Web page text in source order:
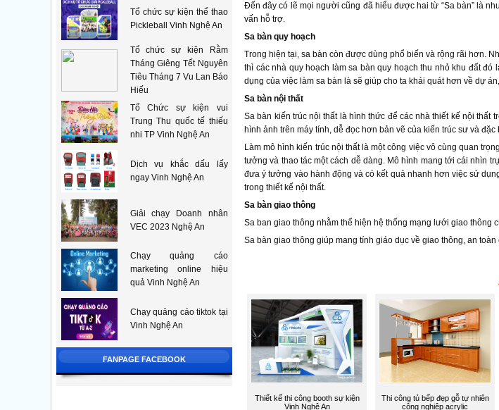
Tổ chức sự kiện thể thao
Pickleball Vinh Nghệ An
Tổ chức sự kiện Rằm
Tháng Giêng Tết Nguyên
Tiêu Tháng 7 Vu Lan Báo
Hiếu
Tổ Chức sự kiện vui
Trung Thu quốc tế thiếu
nhi TP Vinh Nghệ An
Dịch vụ khắc dấu lấy
ngay Vinh Nghệ An
Giải chạy Doanh nhân
VEC 2023 Nghệ An
Chạy quảng cáo
marketing online hiệu
quả Vinh Nghệ An
Chạy quảng cáo tiktok tại
Vinh Nghệ An
FANPAGE FACEBOOK
Đến đây có lẽ mọi người cũng đã hiểu được hai từ “Sa bàn” là
vấn hỗ trợ.
Sa bàn quy hoạch
Trong hiện tại, sa bàn còn được dùng phổ biến và rộng rãi hơn.
thì các nhà quy hoạch làm sa bàn quy hoạch thu nhỏ khu đất
dụng của việc làm sa bàn là sẽ giúp cho ta khái quát hơn về dự
Sa bàn nội thất
Sa bàn kiến trúc nội thất là hình thức để các nhà thiết kế nội
hình ảnh trên máy tính, dễ đọc hơn bản vẽ của kiến trúc sư và
Làm mô hình kiến trúc nội thất là một công việc vô cùng quan
tưởng và thao tác một cách dễ dàng. Mô hình mang tới cái nhìn
đưa ý tưởng vào hành động và có kết quả nhanh hơn việc sử
trong thiết kế nội thất.
Sa bàn giao thông
Sa ban giao thông nhằm thể hiện hệ thống mạng lưới giao thông
Sa bàn giao thông giúp mang tính giáo dục về giao thông, an toàn
Thiết kế thi công booth sự kiện
Vinh Nghệ An
Thi công tủ bếp đẹp gỗ tự nhiên
công nghiệp acrylic